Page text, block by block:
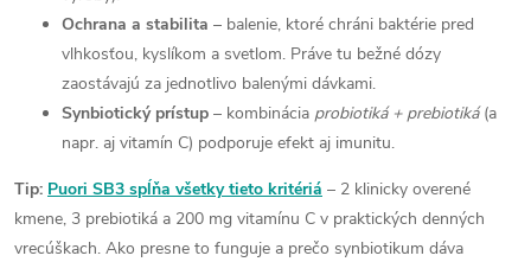
Ochrana a stabilita – balenie, ktoré chráni baktérie pred
vlhkosťou, kyslíkom a svetlom. Práve tu bežné dózy
zaostávajú za jednotlivo balenými dávkami.
Synbiotický prístup – kombinácia probiotiká + prebiotiká(a
napr. aj vitamín C) podporuje efekt aj imunitu.
Tip: Puori SB3 spĺňa všetky tieto kritériá – 2 klinicky overené
kmene, 3 prebiotiká a 200 mg vitamínu C v praktických denných
vrecúškach. Ako presne to funguje a prečo synbiotikum dáva